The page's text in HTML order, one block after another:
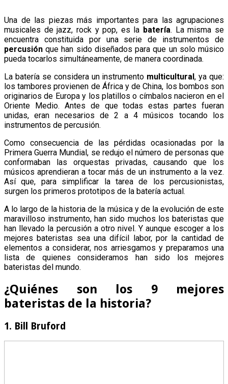
Una de las piezas más importantes para las agrupaciones
musicales de jazz, rock y pop, es la batería. La misma se
encuentra constituida por una serie de instrumentos de
percusión que han sido diseñados para que un solo músico
pueda tocarlos simultáneamente, de manera coordinada.
La batería se considera un instrumento multicultural, ya que:
los tambores provienen de África y de China, los bombos son
originarios de Europa y los platillos o címbalos nacieron en el
Oriente Medio. Antes de que todas estas partes fueran
unidas, eran necesarios de 2 a 4 músicos tocando los
instrumentos de percusión.
Como consecuencia de las pérdidas ocasionadas por la
Primera Guerra Mundial, se redujo el número de personas que
conformaban las orquestas privadas, causando que los
músicos aprendieran a tocar más de un instrumento a la vez.
Así que, para simplificar la tarea de los percusionistas,
surgen los primeros prototipos de la batería actual.
A lo largo de la historia de la música y de la evolución de este
maravilloso instrumento, han sido muchos los bateristas que
han llevado la percusión a otro nivel. Y aunque escoger a los
mejores bateristas sea una difícil labor, por la cantidad de
elementos a considerar, nos arriesgamos y preparamos una
lista de quienes consideramos han sido los mejores
bateristas del mundo.
¿Quiénes son los 9 mejores
bateristas de la historia?
1. Bill Bruford